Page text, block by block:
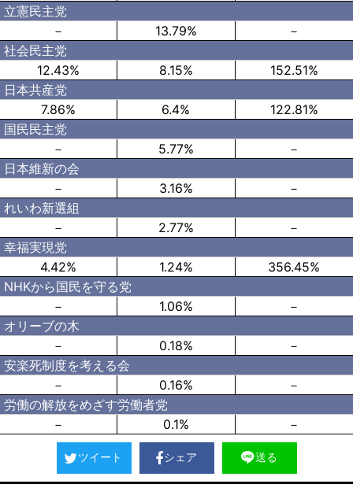
立憲民主党
－
13.79%
－
社会民主党
12.43%
8.15%
152.51%
日本共産党
7.86%
6.4%
122.81%
国民民主党
－
5.77%
－
日本維新の会
－
3.16%
－
れいわ新選組
－
2.77%
－
幸福実現党
4.42%
1.24%
356.45%
NHKから国民を守る党
－
1.06%
－
オリーブの木
－
0.18%
－
安楽死制度を考える会
－
0.16%
－
労働の解放をめざす労働者党
－
0.1% －
ツイート シェア 送る